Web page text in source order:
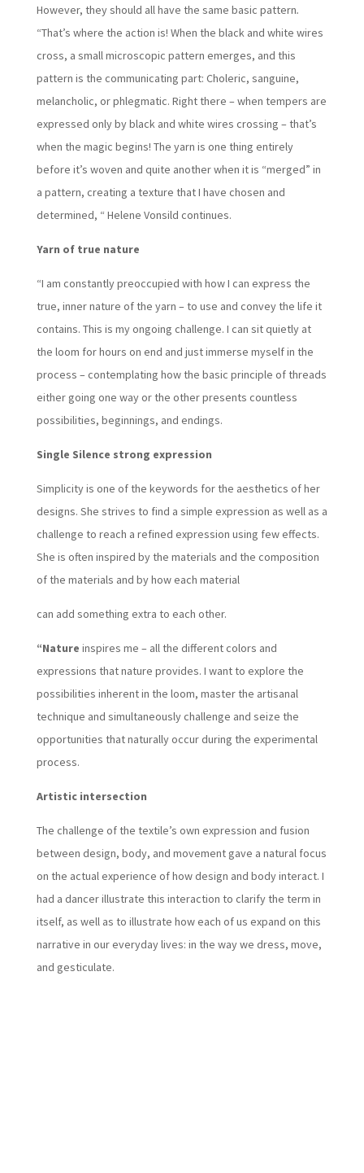
However, they should all have the same basic pattern.
“That’s where the action is! When the black and white wires
cross, a small microscopic pattern emerges, and this
pattern is the communicating part: Choleric, sanguine,
melancholic, or phlegmatic. Right there – when tempers are
expressed only by black and white wires crossing – that’s
when the magic begins! The yarn is one thing entirely
before it’s woven and quite another when it is “merged” in
a pattern, creating a texture that I have chosen and
determined, “ Helene Vonsild continues.
Yarn of true nature
“I am constantly preoccupied with how I can express the
true, inner nature of the yarn – to use and convey the life it
contains. This is my ongoing challenge. I can sit quietly at
the loom for hours on end and just immerse myself in the
process – contemplating how the basic principle of threads
either going one way or the other presents countless
possibilities, beginnings, and endings.
Single Silence strong expression
Simplicity is one of the keywords for the aesthetics of her
designs. She strives to find a simple expression as well as a
challenge to reach a refined expression using few effects.
She is often inspired by the materials and the composition
of the materials and by how each material
can add something extra to each other.
“Nature inspires me – all the different colors and
expressions that nature provides. I want to explore the
possibilities inherent in the loom, master the artisanal
technique and simultaneously challenge and seize the
opportunities that naturally occur during the experimental
process.
Artistic intersection
The challenge of the textile’s own expression and fusion
between design, body, and movement gave a natural focus
on the actual experience of how design and body interact. I
had a dancer illustrate this interaction to clarify the term in
itself, as well as to illustrate how each of us expand on this
narrative in our everyday lives: in the way we dress, move,
and gesticulate.